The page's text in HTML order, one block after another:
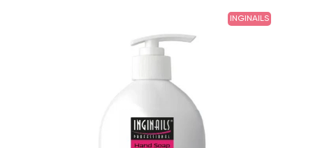
INGINAILS